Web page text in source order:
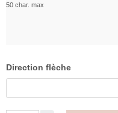
50 char. max
Direction flèche